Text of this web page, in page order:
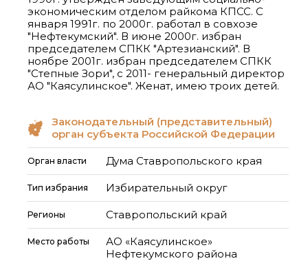
экономическим отделом райкома КПСС. С
января 1991г. по 2000г. работал в совхозе
"Нефтекумский". В июне 2000г. избран
председателем СПКК "Артезианский". В
ноябре 2001г. избран председателем СПКК
"Степные Зори", с 2011- генеральный директор
АО "Каясулинское". Женат, имею троих детей.
Законодательный (представительный)
орган субъекта Российской Федерации
Орган власти Дума Ставропольского края
Тип избрания Избирательный округ
Регионы Ставропольский край
Место работы
АО «Каясулинское»
Нефтекумского района